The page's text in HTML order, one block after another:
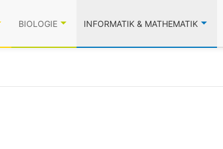
BIOLOGIE INFORMATIK & MATHEMATIK